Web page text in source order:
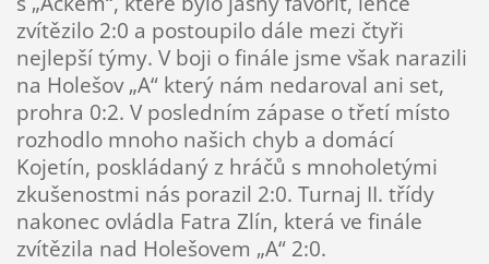
zvítězilo 2:0 a postoupilo dále mezi čtyři
nejlepší týmy. V boji o finále jsme však narazili
na Holešov „A“ který nám nedaroval ani set,
prohra 0:2. V posledním zápase o třetí místo
rozhodlo mnoho našich chyb a domácí
Kojetín, poskládaný z hráčů s mnoholetými
zkušenostmi nás porazil 2:0. Turnaj II. třídy
nakonec ovládla Fatra Zlín, která ve finále
zvítězila nad Holešovem „A“ 2:0.